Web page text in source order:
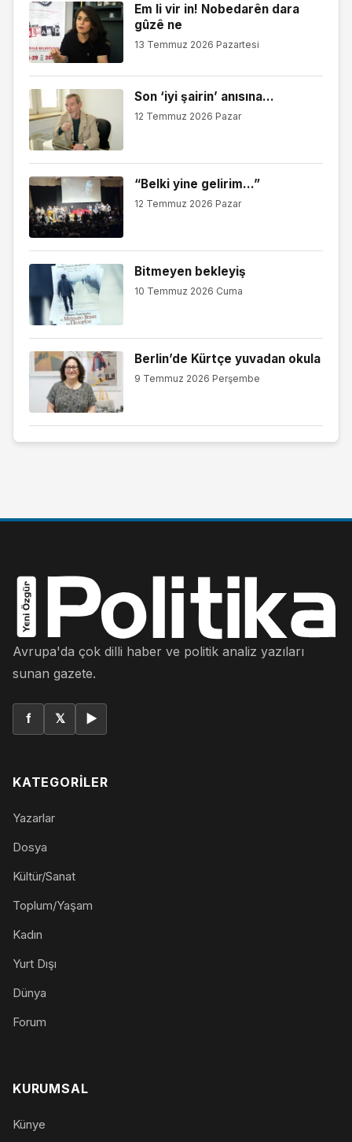
Em li vir in! Nobedarên dara
gûzê ne
13 Temmuz 2026 Pazartesi
Son ‘iyi şairin’ anısına…
12 Temmuz 2026 Pazar
“Belki yine gelirim…”
12 Temmuz 2026 Pazar
Bitmeyen bekleyiş
10 Temmuz 2026 Cuma
Berlin’de Kürtçe yuvadan okula
9 Temmuz 2026 Perşembe
Avrupa'da çok dilli haber ve politik analiz yazıları
sunan gazete.
f 𝕏 ▶
KATEGORILER
Yazarlar
Dosya
Kültür/Sanat
Toplum/Yaşam
Kadın
Yurt Dışı
Dünya
Forum
KURUMSAL
Künye